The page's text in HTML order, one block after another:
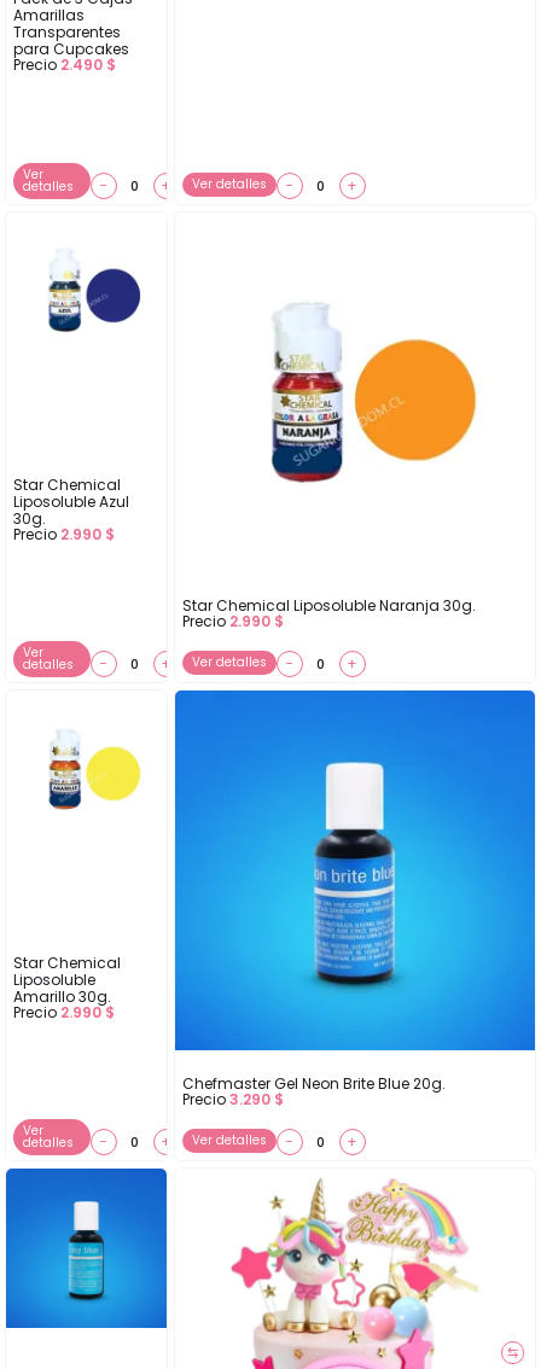
Amarillas
Transparentes
para Cupcakes
Precio 2.490 $
Ver
detalles − + Ver detalles − +
Star Chemical
Liposoluble Azul
30g.
Precio 2.990 $
Ver
detalles − +
Star Chemical Liposoluble Naranja 30g.
Precio 2.990 $
Ver detalles − +
Star Chemical
Liposoluble
Amarillo 30g.
Precio 2.990$
Ver
detalles − +
Chefmaster Gel Neon Brite Blue 20g.
Precio3.290 $
Ver detalles − +
⇆